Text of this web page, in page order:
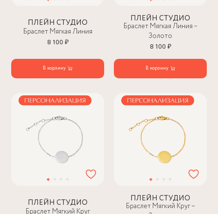
ПЛЕЙН СТУДИО
Браслет Мягкая Линия
8 100 ₽
В корзину
ПЛЕЙН СТУДИО
Браслет Мягкая Линия –
Золото
8 100 ₽
В корзину
ПЛЕЙН СТУДИО
Браслет Мягкий Круг
ПЛЕЙН СТУДИО
Браслет Мягкий Круг –